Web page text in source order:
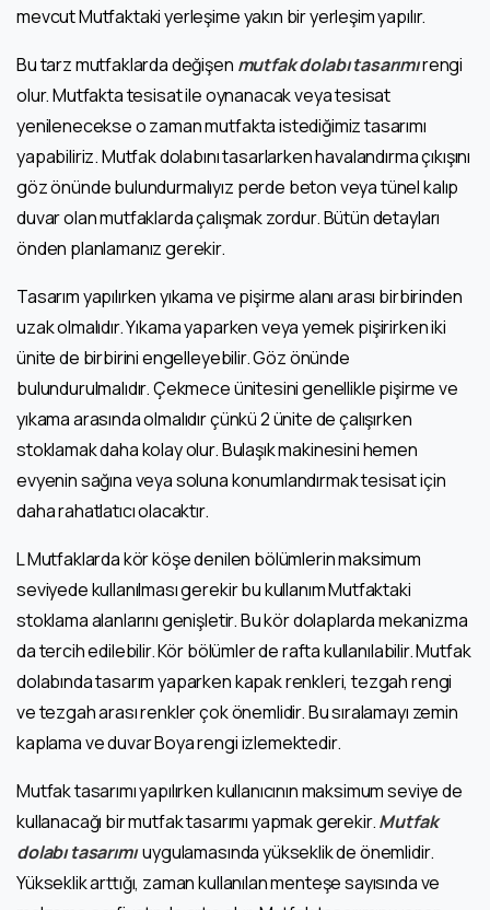
mevcut Mutfaktaki yerleşime yakın bir yerleşim yapılır.
Bu tarz mutfaklarda değişen mutfak dolabı tasarımırengi
olur. Mutfakta tesisat ile oynanacak veya tesisat
yenilenecekse o zaman mutfakta istediğimiz tasarımı
yapabiliriz. Mutfak dolabını tasarlarken havalandırma çıkışını
göz önünde bulundurmalıyız perde beton veya tünel kalıp
duvar olan mutfaklarda çalışmak zordur. Bütün detayları
önden planlamanız gerekir.
Tasarım yapılırken yıkama ve pişirme alanı arası birbirinden
uzak olmalıdır. Yıkama yaparken veya yemek pişirirken iki
ünite de birbirini engelleyebilir. Göz önünde
bulundurulmalıdır. Çekmece ünitesini genellikle pişirme ve
yıkama arasında olmalıdır çünkü 2 ünite de çalışırken
stoklamak daha kolay olur. Bulaşık makinesini hemen
evyenin sağına veya soluna konumlandırmak tesisat için
daha rahatlatıcı olacaktır.
L Mutfaklarda kör köşe denilen bölümlerin maksimum
seviyede kullanılması gerekir bu kullanım Mutfaktaki
stoklama alanlarını genişletir. Bu kör dolaplarda mekanizma
da tercih edilebilir. Kör bölümler de rafta kullanılabilir. Mutfak
dolabında tasarım yaparken kapak renkleri, tezgah rengi
ve tezgah arası renkler çok önemlidir. Bu sıralamayı zemin
kaplama ve duvar Boya rengi izlemektedir.
Mutfak tasarımı yapılırken kullanıcının maksimum seviye de
kullanacağı bir mutfak tasarımı yapmak gerekir.Mutfak
dolabı tasarımı uygulamasında yükseklik de önemlidir.
Yükseklik arttığı, zaman kullanılan menteşe sayısında ve